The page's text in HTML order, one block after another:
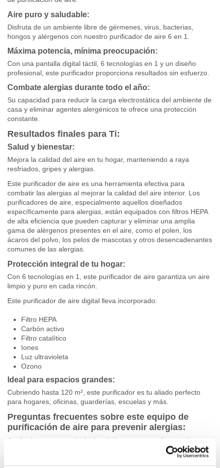
Aire puro y saludable:
Disfruta de un ambiente libre de gérmenes, virus, bacterias,
hongos y alérgenos con nuestro purificador de aire 6 en 1.
Máxima potencia, mínima preocupación:
Con una pantalla digital táctil, 6 tecnologías en 1 y un diseño
profesional, este purificador proporciona resultados sin esfuerzo.
Combate alergias durante todo el año:
Su capacidad para reducir la carga electrostática del ambiente de
casa y eliminar agentes alergénicos te ofrece una protección
constante.
Resultados finales para Ti:
Salud y bienestar:
Mejora la calidad del aire en tu hogar, manteniendo a raya
resfriados, gripes y alergias.
Este purificador de aire es una herramienta efectiva para
combatir las alergias al mejorar la calidad del aire interior. Los
purificadores de aire, especialmente aquellos diseñados
específicamente para alergias, están equipados con filtros HEPA
de alta eficiencia que pueden capturar y eliminar una amplia
gama de alérgenos presentes en el aire, como el polen, los
ácaros del polvo, los pelos de mascotas y otros desencadenantes
comunes de las alergias.
Protección integral de tu hogar:
Con 6 tecnologías en 1, este purificador de aire garantiza un aire
limpio y puro en cada rincón.
Este purificador de aire digital lleva incorporado:
Filtro HEPA
Carbón activo
Filtro catalítico
Iones
Luz ultravioleta
Ozono
Ideal para espacios grandes:
Cubriendo hasta 120 m², este purificador es tu aliado perfecto
para hogares, oficinas, guarderías, escuelas y más.
Preguntas frecuentes sobre este equipo de
purificación de aire para prevenir alergias:
Aquí aclaramos tus principales dudas que te pueden surgir antes
¿Por qué es importante que un purificador de aire para